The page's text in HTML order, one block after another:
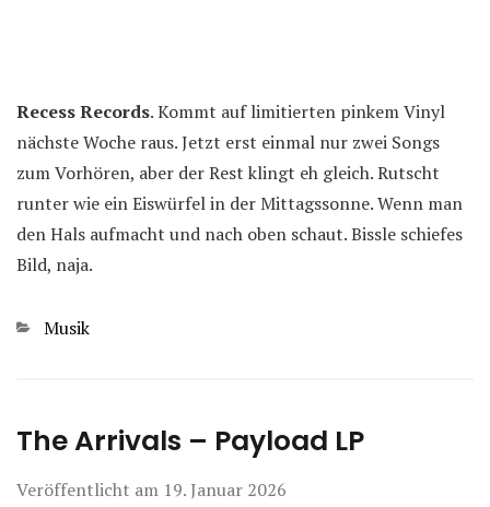
Recess Records. Kommt auf limitierten pinkem Vinyl
nächste Woche raus. Jetzt erst einmal nur zwei Songs
zum Vorhören, aber der Rest klingt eh gleich. Rutscht
runter wie ein Eiswürfel in der Mittagssonne. Wenn man
den Hals aufmacht und nach oben schaut. Bissle schiefes
Bild, naja.
Kategorien
Musik
The Arrivals – Payload LP
Veröffentlicht am 19. Januar 2026